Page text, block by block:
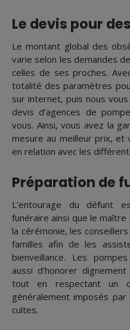
Le devis pour
Le montant global des
varie selon les demandes
celles de ses proches.
totalité des paramètres
sur internet, puis nous
devis d’agences de
vous. Ainsi, vous avez la
mesure au meilleur prix, et
en relation avec les
Préparation de
L'entourage du défunt
funéraire ainsi que le
la cérémonie, les
familles afin de les
bienveillance. Les
aussi d’honorer
tout en respectant un
généralement imposés
cultes.